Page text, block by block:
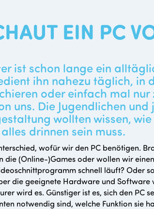
EIN PC
ist schon lange ein
ihn nahezu täglich, in
oder einfach mal nur
uns. Die Jugendlichen
wollten wissen,
drinnen sein muss.
wofür wir den PC benötigen.
die (Online-)Games oder wollen wir
schnell läuft? Oder
die geeignete Hardware und
wird es. Günstiger ist es, sich den PC
notwendig sind, welche Funktion sie